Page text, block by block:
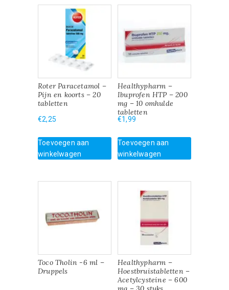
Roter Paracetamol –
Pijn en koorts – 20
tabletten
€2,25
Toevoegen aan
winkelwagen
Healthypharm –
Ibuprofen HTP – 200
mg – 10 omhulde
tabletten
€1,99
Toevoegen aan
winkelwagen
Toco Tholin -6 ml –
Druppels
Healthypharm –
Hoestbruistabletten –
Acetylcysteine – 600